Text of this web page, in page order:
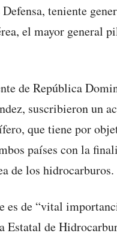
teniente
el mayor general
de República
suscribieron un
que tiene por
países con la
de los hidrocarburos.
es de “vital
Estatal de